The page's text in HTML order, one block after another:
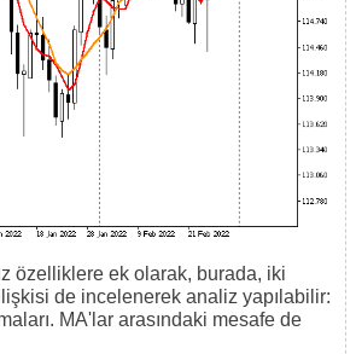
özelliklere ek olarak, burada, iki
de incelenerek analiz yapılabilir:
МА'lar arasındaki mesafe de